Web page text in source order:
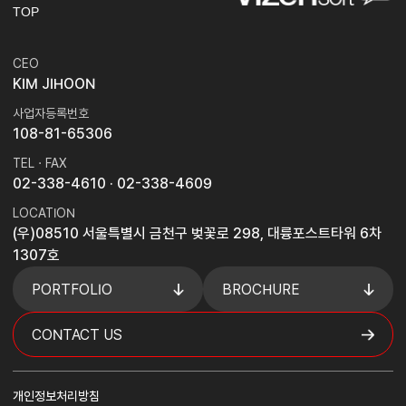
TOP
CEO
KIM JIHOON
사업자등록번호
108-81-65306
TEL · FAX
02-338-4610 · 02-338-4609
LOCATION
(우)08510 서울특별시 금천구 벚꽃로 298, 대륭포스트타워 6차
1307호
PORTFOLIO
BROCHURE
CONTACT US
개인정보처리방침